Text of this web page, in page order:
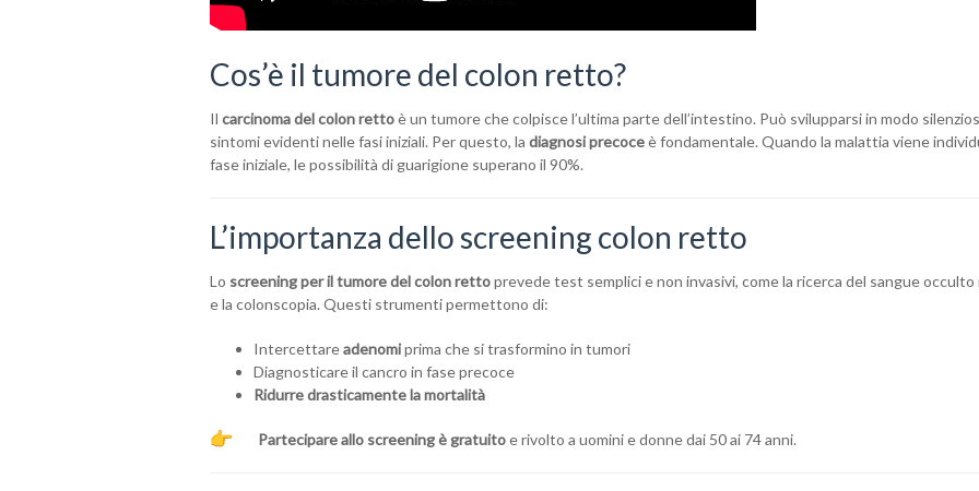
Cos’è il tumore del colon retto?
Il carcinoma del colon rettoè un tumore che colpisce l’ultima parte dell’intestino. Può svilupparsi in modo
sintomi evidenti nelle fasi iniziali. Per questo, la diagnosi precoceè fondamentale. Quando la malattia viene
fase iniziale, le possibilità di guarigione superano il 90%.
L’importanza dello screening colon retto
Lo screening per il tumore del colon rettoprevede test semplici e non invasivi, come la ricerca del sangue
e la colonscopia. Questi strumenti permettono di:
Intercettareadenomiprima che si trasformino in tumori
Diagnosticare il cancro in fase precoce
Ridurre drasticamente la mortalità
Partecipare allo screening è gratuitoe rivolto a uomini e donne dai 50 ai 74 anni.